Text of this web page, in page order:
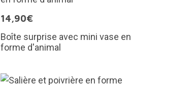
14,90€
Boîte surprise avec mini vase en
forme d'animal